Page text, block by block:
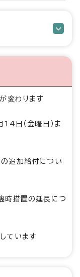
変わります
日（金曜日）ま
追加給付につい
時措置の延長につ
ています